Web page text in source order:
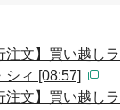
注文】買い越し
シィ [08:57]
注文】買い越し